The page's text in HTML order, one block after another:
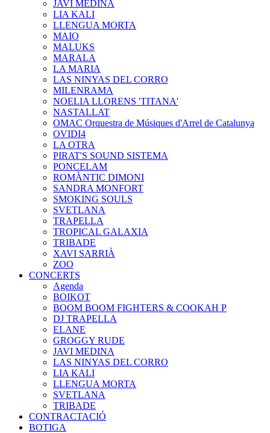
JAVI MEDINA
LIA KALI
LLENGUA MORTA
MAIO
MALUKS
MARALA
LA MARIA
LAS NINYAS DEL CORRO
MILENRAMA
NOELIA LLORENS 'TITANA'
NASTALLAT
OMAC Orquestra de Músiques d'Arrel de Catalunya
OVIDI4
LA OTRA
PIRAT'S SOUND SISTEMA
PONCELAM
ROMÀNTIC DIMONI
SANDRA MONFORT
SMOKING SOULS
SVETLANA
TRAPELLA
TROPICAL GALAXIA
TRIBADE
XAVI SARRIÀ
ZOO
CONCERTS
Agenda
BOIKOT
BOOM BOOM FIGHTERS & COOKAH P
DJ TRAPELLA
ELANE
GROGGY RUDE
JAVI MEDINA
LAS NINYAS DEL CORRO
LIA KALI
LLENGUA MORTA
SVETLANA
TRIBADE
CONTRACTACIÓ
BOTIGA